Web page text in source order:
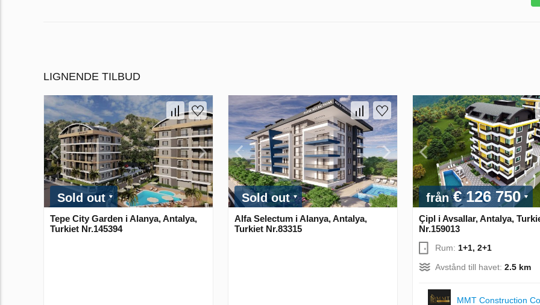
LIGNENDE TILBUD
Sold out
Tepe City Garden i Alanya, Antalya,
Turkiet Nr.145394
Sold out
Alfa Selectum i Alanya, Antalya,
Turkiet Nr.83315
från€ 126 750
Çipl i Avsallar, Antalya,
Nr.159013
Rum: 1+1, 2+1
Avstånd till havet: 2.5 km
MMT Construction